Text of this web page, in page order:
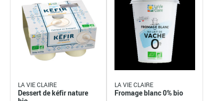
LA VIE CLAIRE
Dessert de kéfir nature
LA VIE CLAIRE
Fromage blanc 0% bio